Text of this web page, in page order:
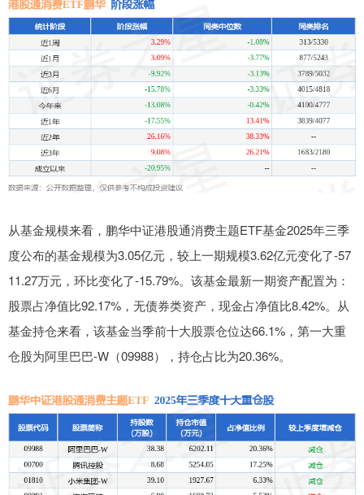
从基金规模来看，鹏华中证港股通消费主题ETF基金2025年三季
度公布的基金规模为3.05亿元，较上一期规模3.62亿元变化了-57
11.27万元，环比变化了-15.79%。该基金最新一期资产配置为：
股票占净值比92.17%，无债券类资产，现金占净值比8.42%。从
基金持仓来看，该基金当季前十大股票仓位达66.1%，第一大重
仓股为阿里巴巴-W（09988），持仓占比为20.36%。